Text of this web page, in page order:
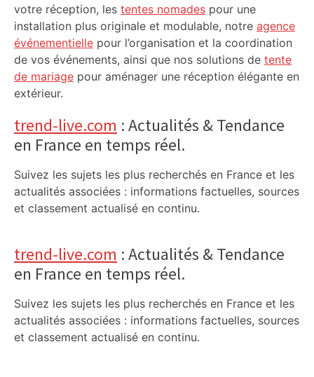
votre réception, les tentes nomades pour une
installation plus originale et modulable, notre agence
événementielle pour l’organisation et la coordination
de vos événements, ainsi que nos solutions de tente
de mariage pour aménager une réception élégante en
extérieur.
trend-live.com : Actualités & Tendance
en France en temps réel.
Suivez les sujets les plus recherchés en France et les
actualités associées : informations factuelles, sources
et classement actualisé en continu.
trend-live.com : Actualités & Tendance
en France en temps réel.
Suivez les sujets les plus recherchés en France et les
actualités associées : informations factuelles, sources
et classement actualisé en continu.